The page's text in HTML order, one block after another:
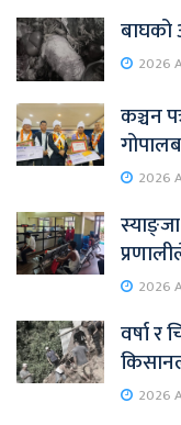
बाघको
2026
कञ्चन
2026
2026
वर्षा र
2026